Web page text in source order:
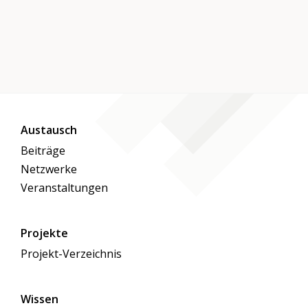
Austausch
Beiträge
Netzwerke
Veranstaltungen
Projekte
Projekt-Verzeichnis
Wissen